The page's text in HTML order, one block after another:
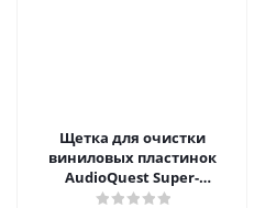
Щетка для очистки
виниловых пластинок
AudioQuest Super-
Conductive Anti-Static